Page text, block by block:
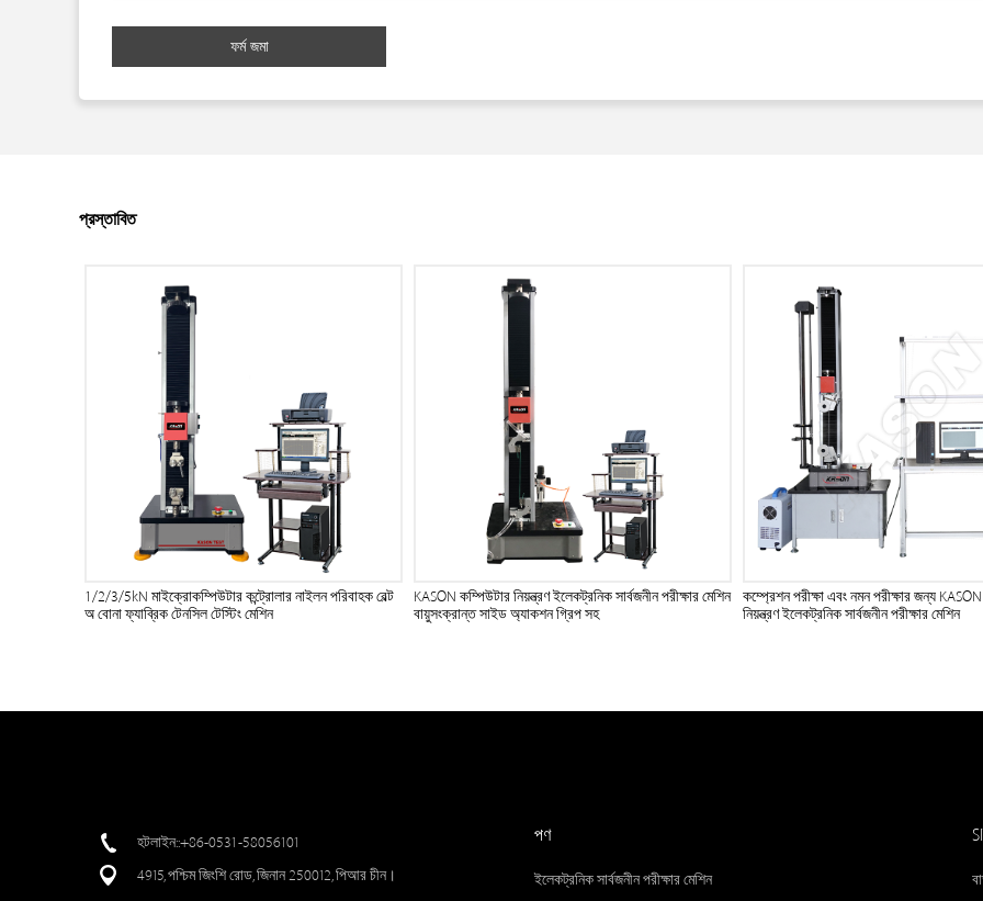
ফর্ম জমা
প্রস্তাবিত
1/2/3/5kN মাইক্রোকম্পিউটার কন্ট্রোলার নাইলন পরিবাহক বেল্ট
অ বোনা ফ্যাব্রিক টেনসিল টেস্টিং মেশিন
KASON কম্পিউটার নিয়ন্ত্রণ ইলেকট্রনিক সার্বজনীন পরীক্ষার মেশিন
বায়ুসংক্রান্ত সাইড অ্যাকশন গ্রিপ সহ
কম্প্রেশন পরীক্ষা এবং নমন পরীক্ষার জন্য
নিয়ন্ত্রণ ইলেকট্রনিক সার্বজনীন পরীক্ষার মেশিন
হটলাইন::+86-0531-58056101
4915, পশ্চিম জিংশি রোড, জিনান 250012, পিআর চীন।
পণ
ইলেকট্রনিক সার্বজনীন পরীক্ষার মেশিন